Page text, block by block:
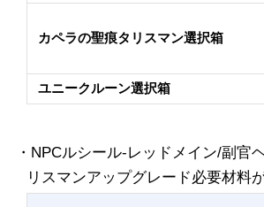
カペラの聖痕タリスマン選択箱
ユニークルーン選択箱
・NPCルシール-レッドメイン/副官
リスマンアップグレード必要材料